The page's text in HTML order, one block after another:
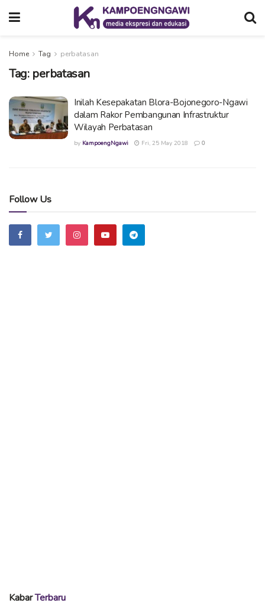
Home Tag perbatasan
Tag: perbatasan
Inilah Kesepakatan Blora-Bojonegoro-Ngawi
dalam Rakor Pembangunan Infrastruktur
Wilayah Perbatasan
by KampoengNgawi Fri, 25 May 2018 0
Follow Us
KabarTerbaru